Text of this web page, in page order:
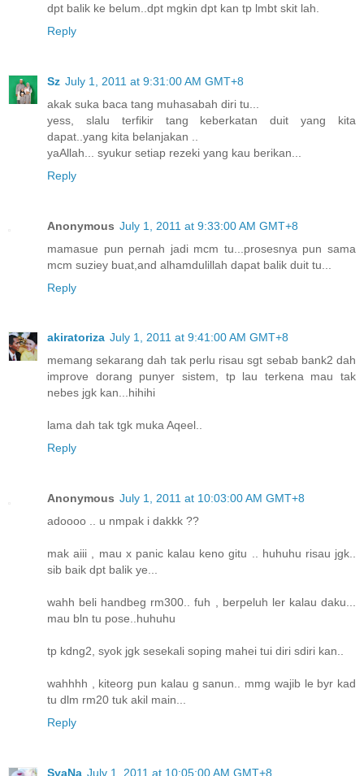
dpt balik ke belum..dpt mgkin dpt kan tp lmbt skit lah.
Reply
Sz July 1, 2011 at 9:31:00 AM GMT+8
akak suka baca tang muhasabah diri tu...
yess, slalu terfikir tang keberkatan duit yang kita
dapat..yang kita belanjakan ..
yaAllah... syukur setiap rezeki yang kau berikan...
Reply
Anonymous July 1, 2011 at 9:33:00 AM GMT+8
mamasue pun pernah jadi mcm tu...prosesnya pun sama
mcm suziey buat,and alhamdulillah dapat balik duit tu...
Reply
akiratoriza July 1, 2011 at 9:41:00 AM GMT+8
memang sekarang dah tak perlu risau sgt sebab bank2 dah
improve dorang punyer sistem, tp lau terkena mau tak
nebes jgk kan...hihihi
lama dah tak tgk muka Aqeel..
Reply
Anonymous July 1, 2011 at 10:03:00 AM GMT+8
adoooo .. u nmpak i dakkk ??
mak aiii , mau x panic kalau keno gitu .. huhuhu risau jgk..
sib baik dpt balik ye...
wahh beli handbeg rm300.. fuh , berpeluh ler kalau daku...
mau bln tu pose..huhuhu
tp kdng2, syok jgk sesekali soping mahei tui diri sdiri kan..
wahhhh , kiteorg pun kalau g sanun.. mmg wajib le byr kad
tu dlm rm20 tuk akil main...
Reply
SyaNa July 1, 2011 at 10:05:00 AM GMT+8